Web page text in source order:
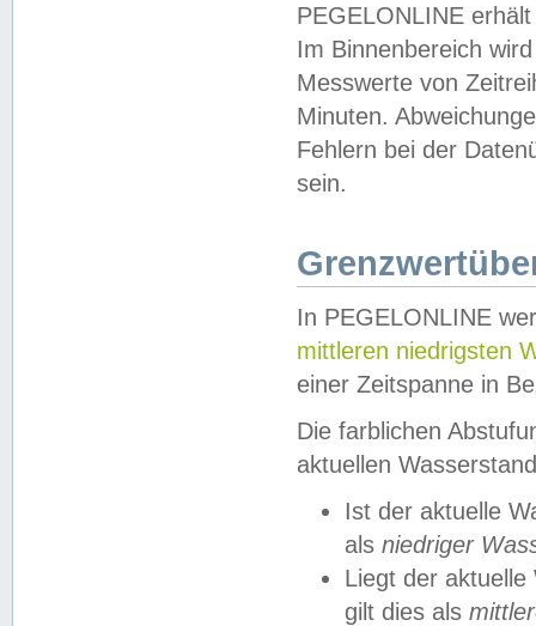
PEGELONLINE
Im Binnenbereich
Messwerte von
Minuten.
Fehlern bei der
sein.
In PEGELONLINE
mittleren niedrigsten
einer Zeitspanne in
Die farblichen
aktuellen
Ist der aktuelle
als niedriger
Liegt der
gilt dies als